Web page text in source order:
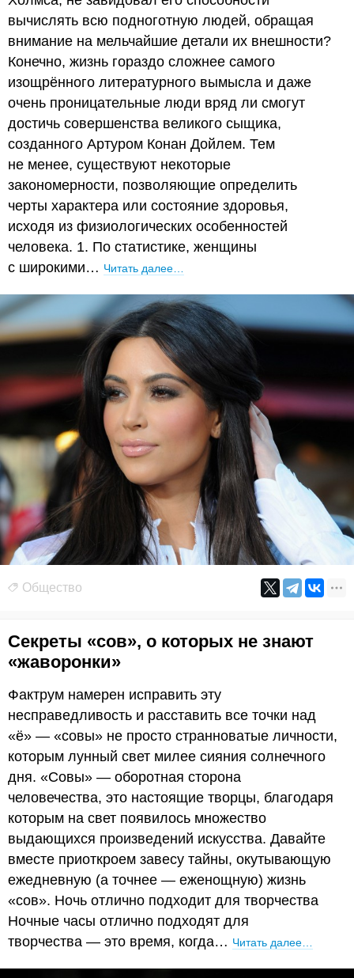
вычислять всю подноготную людей, обращая
внимание на мельчайшие детали их внешности?
Конечно, жизнь гораздо сложнее самого
изощрённого литературного вымысла и даже
очень проницательные люди вряд ли смогут
достичь совершенства великого сыщика,
созданного Артуром Конан Дойлем. Тем
не менее, существуют некоторые
закономерности, позволяющие определить
черты характера или состояние здоровья,
исходя из физиологических особенностей
человека. 1. По статистике, женщины
с широкими… Читать далее…
Общество
Секреты «сов», о которых не знают
«жаворонки»
Фактрум намерен исправить эту
несправедливость и расставить все точки над
«ё» — «совы» не просто странноватые личности,
которым лунный свет милее сияния солнечного
дня. «Совы» — оборотная сторона
человечества, это настоящие творцы, благодаря
которым на свет появилось множество
выдающихся произведений искусства. Давайте
вместе приоткроем завесу тайны, окутывающую
ежедневную (а точнее — еженощную) жизнь
«сов». Ночь отлично подходит для творчества
Ночные часы отлично подходят для
творчества — это время, когда… Читать далее…